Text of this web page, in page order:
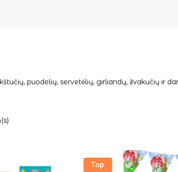
puodelių, servetėlių, girliandų, žvakučių ir
Top